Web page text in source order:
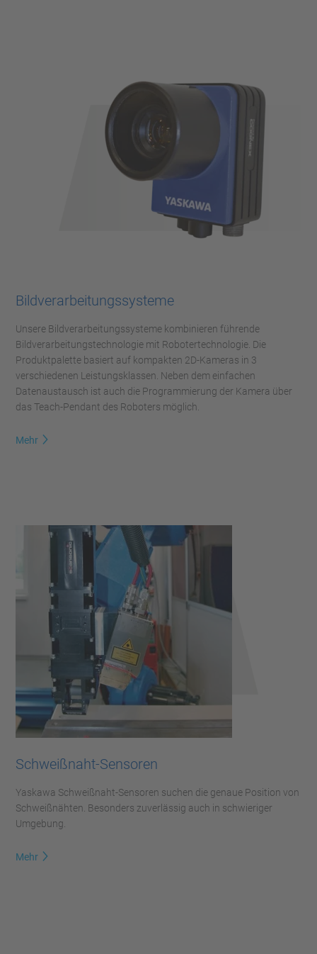
Bildverarbeitungssysteme
Unsere Bildverarbeitungssysteme kombinieren führende
Bildverarbeitungstechnologie mit Robotertechnologie. Die
Produktpalette basiert auf kompakten 2D-Kameras in 3
verschiedenen Leistungsklassen. Neben dem einfachen
Datenaustausch ist auch die Programmierung der Kamera über
das Teach-Pendant des Roboters möglich.
Mehr
Schweißnaht-Sensoren
Yaskawa Schweißnaht-Sensoren suchen die genaue Position von
Schweißnähten. Besonders zuverlässig auch in schwieriger
Umgebung.
Mehr